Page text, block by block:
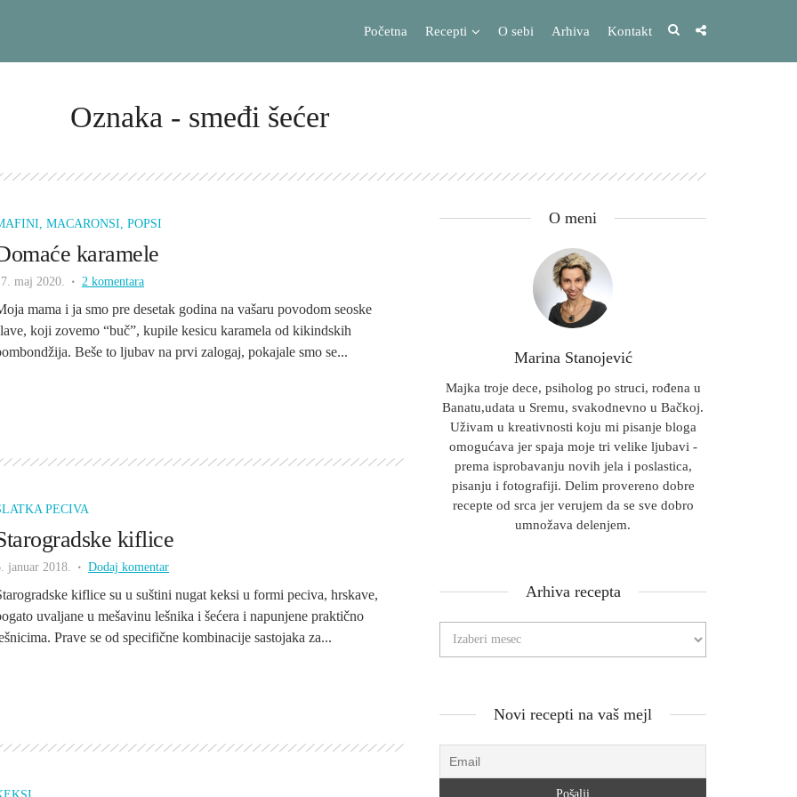
Početna Recepti O sebi Arhiva Kontakt
Oznaka - smeđi šećer
MACARONSI, POPSI
karamele
maj 2020. 2 komentara
mama i ja smo pre desetak godina na vašaru povodom seoske
koji zovemo “buč”, kupile kesicu karamela od kikindskih
Beše to ljubav na prvi zalogaj, pokajale smo se...
PECIVA
kiflice
januar 2018. Dodaj komentar
kiflice su u suštini nugat keksi u formi peciva, hrskave,
uvaljane u mešavinu lešnika i šećera i napunjene praktično
Prave se od specifične kombinacije sastojaka za...
O meni
Marina Stanojević
Majka troje dece, psiholog po struci, rođena u
Banatu,udata u Sremu, svakodnevno u Bačkoj.
Uživam u kreativnosti koju mi pisanje bloga
omogućava jer spaja moje tri velike ljubavi -
prema isprobavanju novih jela i poslastica,
pisanju i fotografiji. Delim provereno dobre
recepte od srca jer verujem da se sve dobro
umnožava delenjem.
Arhiva recepta
Novi recepti na vaš mejl